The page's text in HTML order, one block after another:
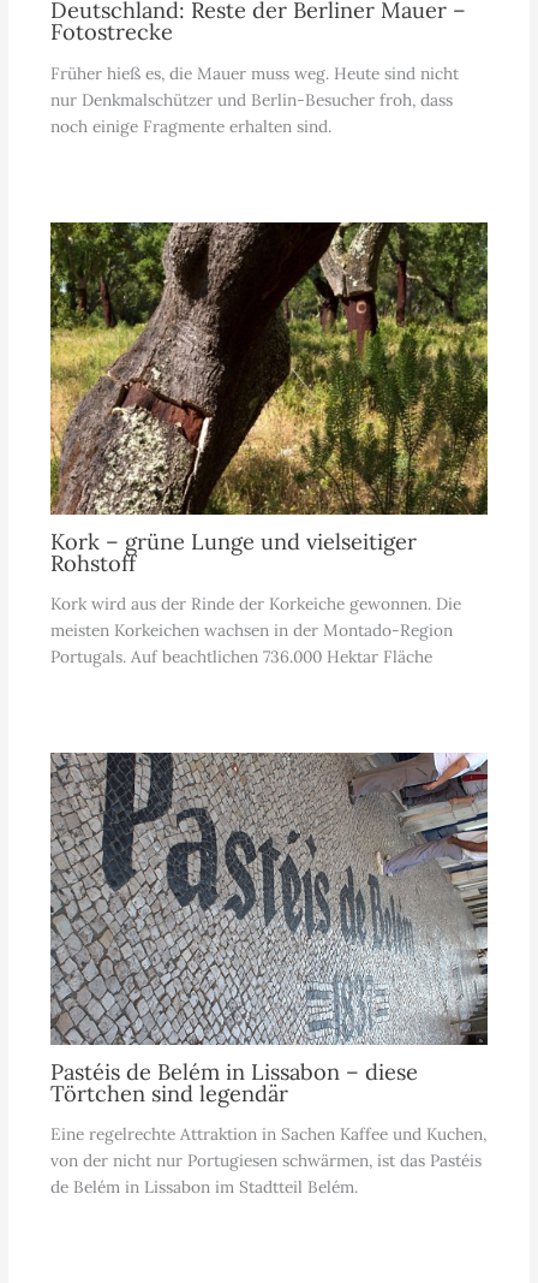
Deutschland: Reste der Berliner Mauer –
Fotostrecke
Früher hieß es, die Mauer muss weg. Heute sind nicht
nur Denkmalschützer und Berlin-Besucher froh, dass
noch einige Fragmente erhalten sind.
Kork – grüne Lunge und vielseitiger
Rohstoff
Kork wird aus der Rinde der Korkeiche gewonnen. Die
meisten Korkeichen wachsen in der Montado-Region
Portugals. Auf beachtlichen 736.000 Hektar Fläche
Pastéis de Belém in Lissabon – diese
Törtchen sind legendär
Eine regelrechte Attraktion in Sachen Kaffee und Kuchen,
von der nicht nur Portugiesen schwärmen, ist das Pastéis
de Belém in Lissabon im Stadtteil Belém.